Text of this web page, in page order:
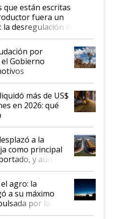
que están escritas
fuera un
la desregulación llegó
y hasta se
al IPCVA
por
Gobierno
más de US$
en 2026: qué
a la
como principal
y aún así
casi seis de cada
sostuvo el
semestre
agro: la
a su máximo
por la
exportaciones